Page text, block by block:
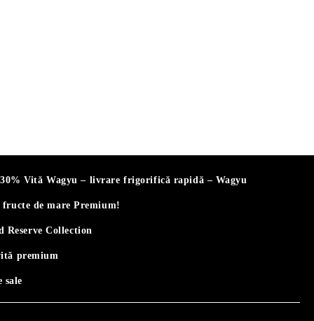
Vită Wagyu – livrare frigorifică rapidă – Wagyu
fructe de mare Premium!
Reserve Collection
premium
sale